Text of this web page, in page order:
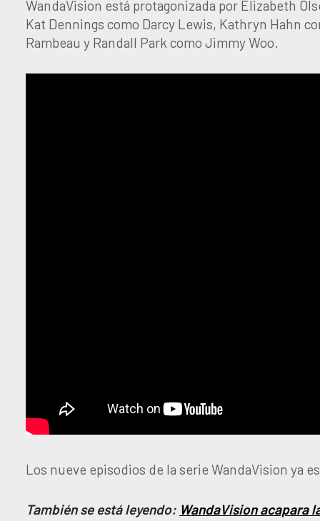
WandaVision está protagonizada por Elizabeth
Kat Dennings como Darcy Lewis, Kathryn Hahn
Rambeau y Randall Park como Jimmy Woo.
Los nueve episodios de la serie WandaVision ya
También se está leyendo: WandaVision acapara